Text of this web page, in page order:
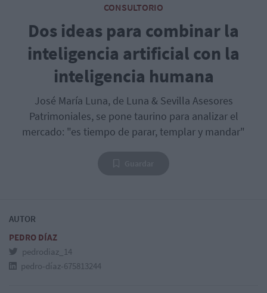
CONSULTORIO
Dos ideas para combinar la
inteligencia artificial con la
inteligencia humana
José María Luna, de Luna & Sevilla Asesores
Patrimoniales, se pone taurino para analizar el
mercado: "es tiempo de parar, templar y mandar"
AUTOR
PEDRO DÍAZ
pedrodiaz_14
pedro-díaz-675813244